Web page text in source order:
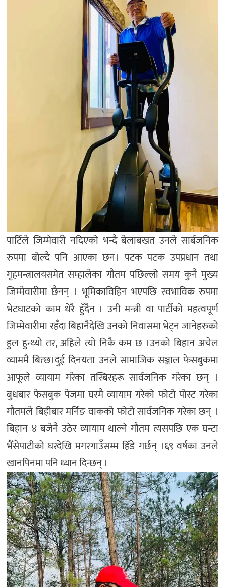
पार्टिले जिम्मेवारी नदिएको भन्दै बेलाबखत उनले सार्बजनिक
रुपमा बोल्दै पनि आएका छन। पटक पटक उपप्रधान तथा
गृहमन्त्रालयसमेत सम्हालेका गौतम पछिल्लो समय कुनै मुख्य
जिम्मेवारीमा छैनन् । भूमिकाविहिन भएपछि स्वभाविक रुपमा
भेटघाटको काम धेरै हुँदैन । उनी मन्त्री वा पार्टीको महत्वपूर्ण
जिम्मेवारीमा रहँदा बिहानैदेखि उनको निवासमा भेट्न जानेहरुको
हुल हुन्थ्यो तर, अहिले त्यो निकै कम छ ।उनको बिहान अचेल
व्याममै बित्छ।दुई दिनयता उनले सामाजिक सञ्जाल फेसबुकमा
आफूले व्यायाम गरेका तस्बिरहरू सार्वजनिक गरेका छन् ।
बुधबार फेसबुक पेजमा घरमै व्यायाम गरेको फोटो पोस्ट गरेका
गौतमले बिहीबार मर्निङ वाकको फोटो सार्वजनिक गरेका छन् ।
बिहान ४ बजेनै उठेर व्यायाम थाल्ने गौतम त्यसपछि एक घन्टा
भैँसेपाटीको घरदेखि मगरगाउँसम्म हिँडे गर्छन् ।६९ वर्षका उनले
खानपिनमा पनि ध्यान दिन्छन् ।